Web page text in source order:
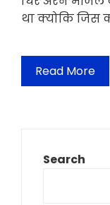
था क्योकि जिस
Read More
Search